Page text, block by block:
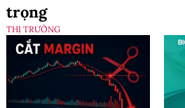
trọng
THỊ TRƯỜNG